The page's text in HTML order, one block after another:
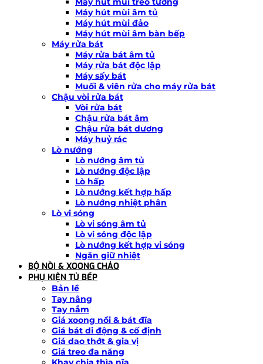
Máy hút mùi âm tủ
Máy hút mùi đảo
Máy hút mùi âm bàn bếp
Máy rửa bát
Máy rửa bát âm tủ
Máy rửa bát độc lập
Máy sấy bát
Muối & viên rửa cho máy rửa bát
Chậu vòi rửa bát
Vòi rửa bát
Chậu rửa bát âm
Chậu rửa bát dương
Máy huỷ rác
Lò nướng
Lò nướng âm tủ
Lò nướng độc lập
Lò hấp
Lò nướng kết hợp hấp
Lò nướng nhiệt phân
Lò vi sóng
Lò vi sóng âm tủ
Lò vi sóng độc lập
Lò nướng kết hợp vi sóng
Ngăn giữ nhiệt
BỘ NỒI & XOONG CHẢO
PHỤ KIỆN TỦ BẾP
Bản lề
Tay nâng
Tay nắm
Giá xoong nồi & bát đĩa
Giá bát di động & cố định
Giá dao thớt & gia vị
Giá treo đa năng